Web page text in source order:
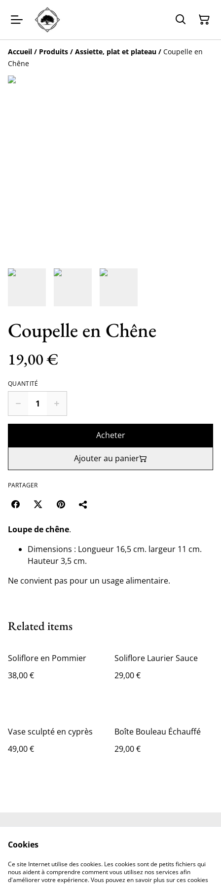
Accueil / Produits / Assiette, plat et plateau / Coupelle en
Chêne
Coupelle en Chêne
19,00 €
QUANTITÉ
Acheter
Ajouter au panier
PARTAGER
Loupe de chêne.
Dimensions : Longueur 16,5 cm. largeur 11 cm.
Hauteur 3,5 cm.
Ne convient pas pour un usage alimentaire.
Related items
Soliflore en Pommier
38,00 €
Soliflore Laurier Sauce
29,00 €
Vase sculpté en cyprès
49,00 €
Boîte Bouleau Échauffé
29,00 €
confidentialité
Mentions légales
Cookies
Ce site Internet utilise des cookies. Les cookies sont de petits fichiers qui
nous aident à comprendre comment vous utilisez nos services afin
d'améliorer votre expérience. Vous pouvez en savoir plus sur ces cookies